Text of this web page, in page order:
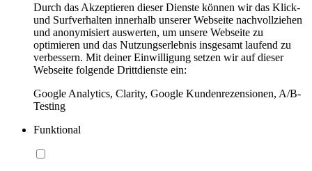
Durch das Akzeptieren dieser Dienste können wir das Klick-
und Surfverhalten innerhalb unserer Webseite nachvollziehen
und anonymisiert auswerten, um unsere Webseite zu
optimieren und das Nutzungserlebnis insgesamt laufend zu
verbessern. Mit deiner Einwilligung setzen wir auf dieser
Webseite folgende Drittdienste ein:
Google Analytics, Clarity, Google Kundenrezensionen, A/B-
Testing
Funktional